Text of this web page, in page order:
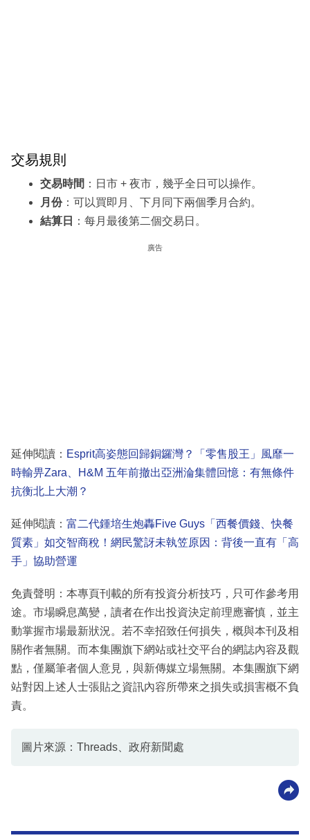
交易規則
交易時間 ：日市 + 夜市，幾乎全日可以操作。
月份：可以買即月、下月同下兩個季月合約。
結算日
：每月最後第二個交易日。
廣告
延伸閱讀： Esprit高姿態回歸銅鑼灣？「零售股王」風靡一
時輸畀Zara、H&M 五年前撤出亞洲淪集體回憶：有無條件
抗衡北上大潮？
延伸閱讀： 富二代鍾培生炮轟Five Guys「西餐價錢、快餐
質素」如交智商稅！網民驚訝未執笠原因：背後一直有「高
手」協助營運
免責聲明：本專頁刊載的所有投資分析技巧，只可作參考用
途。市場瞬息萬變，讀者在作出投資決定前理應審慎，並主
動掌握市場最新狀況。若不幸招致任何損失，概與本刊及相
關作者無關。而本集團旗下網站或社交平台的網誌內容及觀
點，僅屬筆者個人意見，與新傳媒立場無關。本集團旗下網
站對因上述人士張貼之資訊內容所帶來之損失或損害概不負
責。
圖片來源：Threads、政府新聞處